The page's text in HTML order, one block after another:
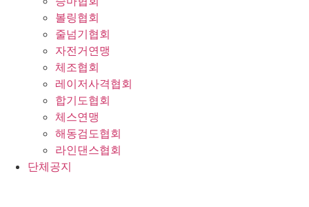
볼링협회
줄넘기협회
자전거연맹
체조협회
레이저사격협회
합기도협회
체스연맹
해동검도협회
라인댄스협회
단체공지